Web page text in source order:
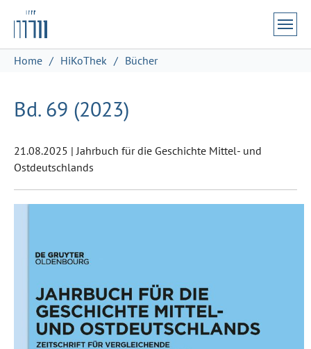
Zum Hauptinhalt springen
Skip to page footer
Sie sind hier:
Home HiKoThek Bücher
Bd. 69 (2023)
21.08.2025 |Jahrbuch für die Geschichte Mittel- und
Ostdeutschlands